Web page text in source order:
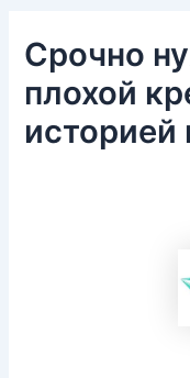
Cрочно
плохой
историей